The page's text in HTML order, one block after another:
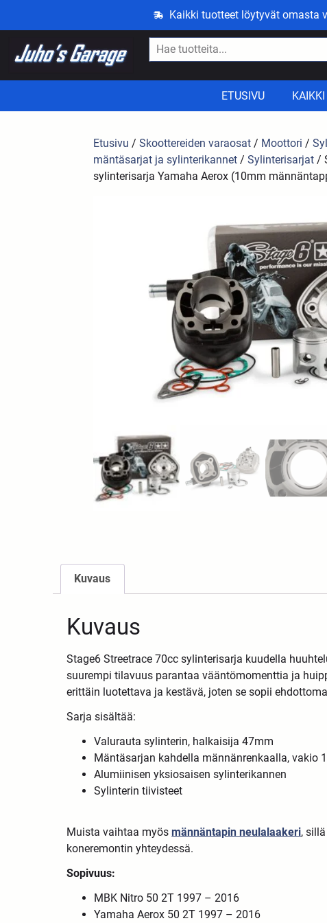
Kaikki tuotteet löytyvät omasta
ETUSIVU
Etusivu /Skoottereiden varaosat / Moottori /
mäntäsarjat ja sylinterikannet /Sylinterisarjat /
sylinterisarja Yamaha Aerox (10mm
Kuvaus
Kuvaus
Stage6 Streetrace 70cc sylinterisarja kuudella
suurempi tilavuus parantaa vääntömomenttia ja
erittäin luotettava ja kestävä, joten se sopii
Sarja sisältää:
Valurauta sylinterin, halkaisija 47mm
Mäntäsarjan kahdella männänrenkaalla, vakio
Alumiinisen yksiosaisen sylinterikannen
Sylinterin tiivisteet
Muista vaihtaa myösmännäntapin neulalaakeri,
koneremontin yhteydessä.
Sopivuus:
MBK Nitro 50 2T 1997 – 2016
Yamaha Aerox 50 2T 1997 – 2016